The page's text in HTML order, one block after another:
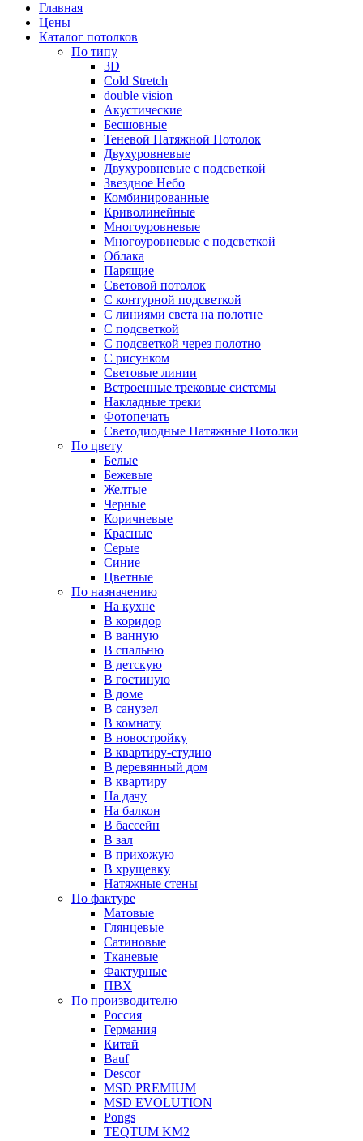
Главная
Цены
Каталог потолков
По типу
3D
Cold Stretch
double vision
Акустические
Бесшовные
Теневой Натяжной Потолок
Двухуровневые
Двухуровневые с подсветкой
Звездное Небо
Комбинированные
Криволинейные
Многоуровневые
Многоуровневые с подсветкой
Облака
Парящие
Световой потолок
С контурной подсветкой
С линиями света на полотне
С подсветкой
С подсветкой через полотно
С рисунком
Световые линии
Встроенные трековые системы
Накладные треки
Фотопечать
Светодиодные Натяжные Потолки
По цвету
Белые
Бежевые
Желтые
Черные
Коричневые
Красные
Серые
Синие
Цветные
По назначению
На кухне
В коридор
В ванную
В спальню
В детскую
В гостиную
В доме
В санузел
В комнату
В новостройку
В квартиру-студию
В деревянный дом
В квартиру
На дачу
На балкон
В бассейн
В зал
В прихожую
В хрущевку
Натяжные стены
По фактуре
Матовые
Глянцевые
Сатиновые
Тканевые
Фактурные
ПВХ
По производителю
Россия
Германия
Китай
Вauf
Descor
MSD PREMIUM
MSD EVOLUTION
Pongs
TEQTUM KM2